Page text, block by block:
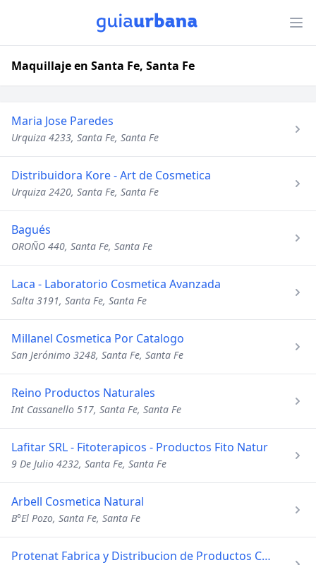
Maquillaje en Santa Fe, Santa Fe
Maria Jose Paredes
Urquiza 4233, Santa Fe, Santa Fe
Distribuidora Kore - Art de Cosmetica
Urquiza 2420, Santa Fe, Santa Fe
Bagués
OROÑO 440, Santa Fe, Santa Fe
Laca - Laboratorio Cosmetica Avanzada
Salta 3191, Santa Fe, Santa Fe
Millanel Cosmetica Por Catalogo
San Jerónimo 3248, Santa Fe, Santa Fe
Reino Productos Naturales
Int Cassanello 517, Santa Fe, Santa Fe
Lafitar SRL - Fitoterapicos - Productos Fito Natur
9 De Julio 4232, Santa Fe, Santa Fe
Arbell Cosmetica Natural
B°El Pozo, Santa Fe, Santa Fe
Protenat Fabrica y Distribucion de Productos Capilares